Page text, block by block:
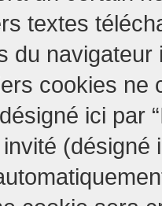
textes
du
cookies ne
ici par
(désigné